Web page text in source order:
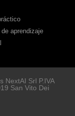
aprendizaje
NextAI Srl P.IVA
San Vito Dei